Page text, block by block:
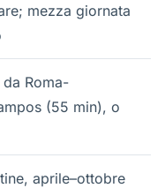
mezza giornata
da Roma-
(55 min), o
aprile–ottobre